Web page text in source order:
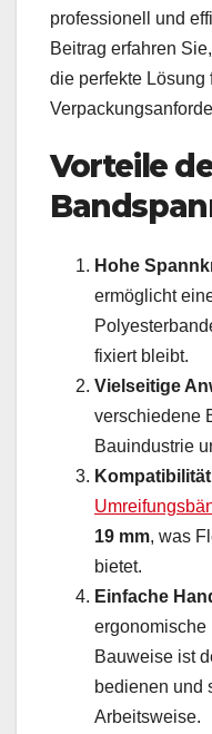
professionell und
Beitrag erfahren
die perfekte Lösung
Vorteile
Hohe
ermöglicht
fixiert bleibt.
Vielseitige
verschiedene
Bauindustrie
Kompatibilität
19 mm, was
bietet.
Einfache
ergonomische
Bauweise ist
bedienen und
Arbeitsweise.